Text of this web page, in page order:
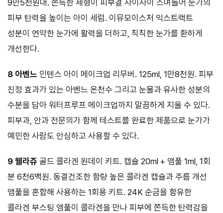
9만5천원대. 쫀득한 제형이 피부결 사이사이 스며들어 눈가의
피부 탄력을 높이는 아이 세럼. 이뮤모이스처 익스트랙트
성분이 연약한 눈가에 활력을 더하고, 칙칙한 눈가를 환하게
개선한다.
8 아벤느 인텐스 아이 메이크업 리무버. 125ml, 1만8천원. 피부
진정 효과가 있는 아벤느 온천수 그리고 눈물과 유사한 성분의
수분을 담아 워터프루프 메이크업까지 말끔하게 지울 수 있다.
피부과, 안과 전문의가 함께 테스트를 완료한 제품으로 눈가가
예민한 사람도 안심하고 사용할 수 있다.
9 웰라쥬 골드 콜라겐 원데이 키트. 캡슐 20ml + 앰풀 1ml, 1회
분 6천6백원. 동결건조한 함량 높은 콜라겐 캡슐과 주름 개선
앰풀을 혼합해 사용하는 1회용 키트. 24K 순금을 함유한
콜라겐 부스팅 앰풀이 콜라겐을 만나 피부에 쫀득한 탄력감을